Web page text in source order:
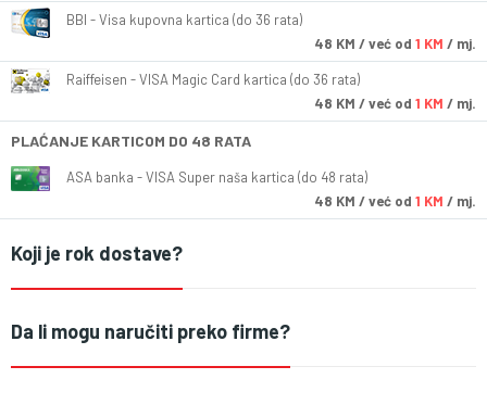
BBI - Visa kupovna kartica (do 36 rata)
48 KM / već od 1 KM / mj.
Raiffeisen - VISA Magic Card kartica (do 36 rata)
48 KM / već od 1 KM / mj.
PLAĆANJE KARTICOM DO 48 RATA
ASA banka - VISA Super naša kartica (do 48 rata)
48 KM / već od 1 KM / mj.
Koji je rok dostave?
Da li mogu naručiti preko firme?